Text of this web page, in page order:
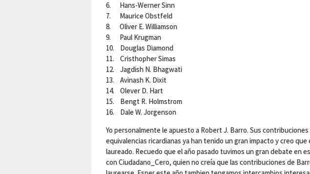
6. Hans-Werner Sinn
7. Maurice Obstfeld
8. Oliver E. Williamson
9. Paul Krugman
10. Douglas Diamond
11. Cristhopher Simas
12. Jagdish N. Bhagwati
13. Avinash K. Dixit
14. Olever D. Hart
15. Bengt R. Holmstrom
16. Dale W. Jorgenson
Yo personalmente le apuesto a Robert J. Barro. Sus contribuciones
equivalencias ricardianas ya han tenido un gran impacto y creo que
laureado. Recuedo que el año pasado tuvimos un gran debate en
con Ciudadano_Cero, quien no creía que las contribuciones de